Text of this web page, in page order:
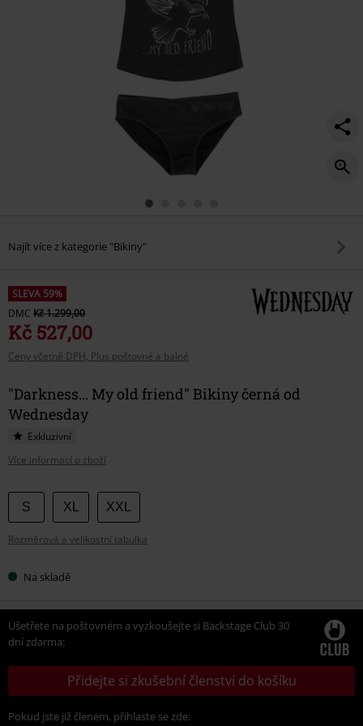
Najít více z kategorie "Bikiny"
SLEVA 59%
DMC Kč 1.299,00
Kč 527,00
Ceny včetně DPH, Plus poštovné a balné
"Darkness... My old friend" Bikiny černá od
Wednesday
Exkluzivní
Více informací o zboží
Vyberte
si
velikost
S XL XXL
Rozměrová a velikostní tabulka
Na skladě
Ušetřete na poštovném a vyzkoušejte si Backstage Club 30
dní zdarma:
Přidejte si zkušební členství do košíku
Pokud jste již členem, přihlaste se zde: